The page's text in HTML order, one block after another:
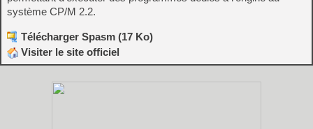
système CP/M 2.2.
Télécharger Spasm (17 Ko)
Visiter le site officiel